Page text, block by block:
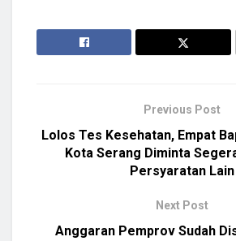
Previous Post
Lolos Tes Kesehatan, Empat
Kota Serang Diminta
Persyaratan Lain
Next Post
Anggaran Pemprov Sudah